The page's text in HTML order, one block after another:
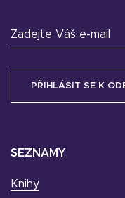
SEZNAMY
Knihy
Zadejte Váš e-mail